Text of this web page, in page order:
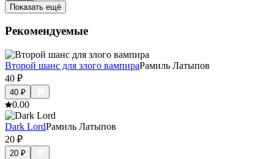
Показать ещё
Рекомендуемые
Второй шанс для злого вампираРамиль Латыпов
40 ₽
40 ₽
0.00
Dark LordРамиль Латыпов
20 ₽
20 ₽